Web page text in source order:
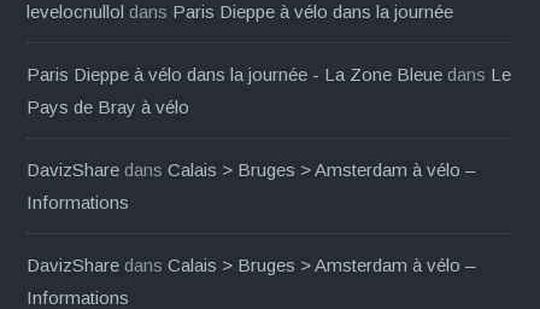
levelocnullol dans Paris Dieppe à vélo dans la journée
Paris Dieppe à vélo dans la journée - La Zone Bleue dans Le
Pays de Bray à vélo
DavizShare dansCalais > Bruges > Amsterdam à vélo –
Informations
DavizShare dansCalais > Bruges > Amsterdam à vélo –
Informations